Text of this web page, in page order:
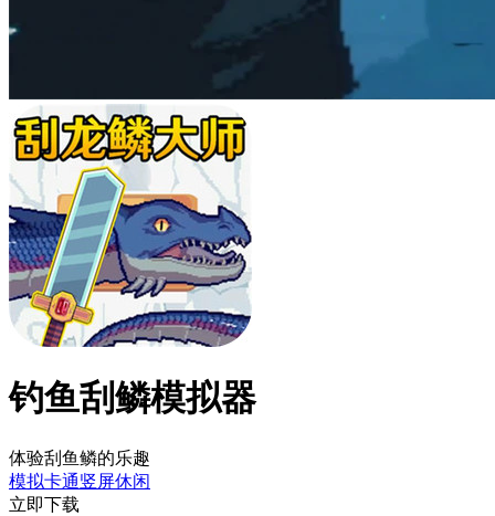
钓鱼刮鳞模拟器
体验刮鱼鳞的乐趣
模拟卡通竖屏休闲
立即下载